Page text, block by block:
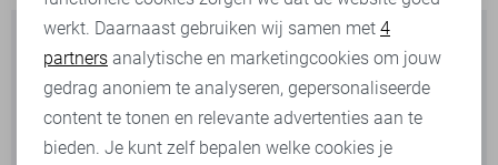
Analytische cookies
Marketing cookies
werkt. Daarnaast gebruiken wij samen met 4
partners analytische en marketingcookies om jouw
gedrag anoniem te analyseren, gepersonaliseerde
content te tonen en relevante advertenties aan te
bieden. Je kunt zelf bepalen welke cookies je